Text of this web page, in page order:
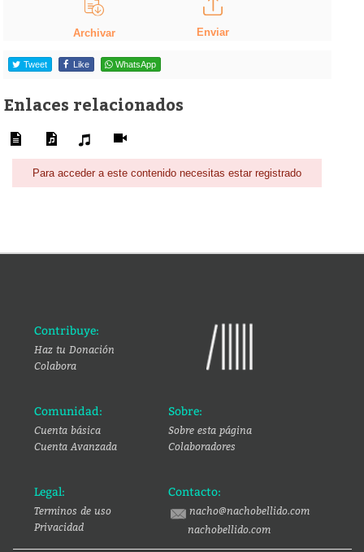
Archivar Enviar
Tweet Like WhatsApp
Enlaces relacionados
Para acceder a este contenido necesitas estar registrado
Contribuye:
Haz tu Donación
Colabora
Comunidad:
Cuenta básica
Cuenta Avanzada
Sobre:
Sobre esta página
Colaboradores
Legal:
Terminos de uso
Privacidad
Contacto:
nacho@nachobellido.com
nachobellido.com